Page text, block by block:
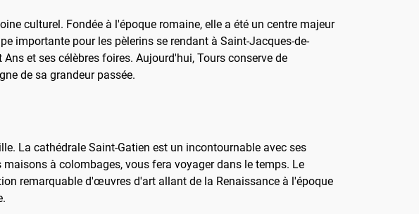
culturel. Fondée à l'époque romaine, elle a été un centre majeur
importante pour les pèlerins se rendant à Saint-Jacques-de-
et ses célèbres foires. Aujourd'hui, Tours conserve de
de sa grandeur passée.
La cathédrale Saint-Gatien est un incontournable avec ses
à colombages, vous fera voyager dans le temps. Le
remarquable d'œuvres d'art allant de la Renaissance à l'époque